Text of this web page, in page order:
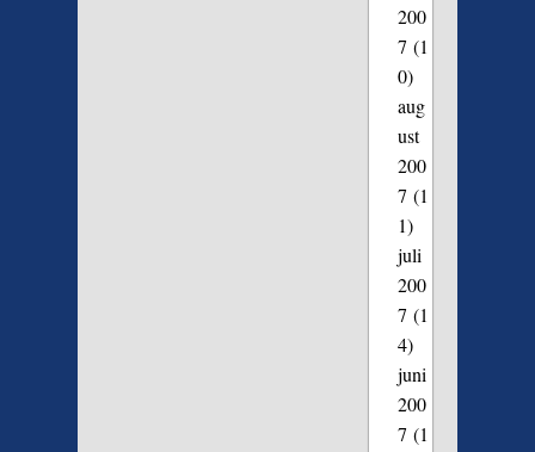
200
7 (1
0)
aug
ust
200
7 (1
1)
juli
200
7 (1
4)
juni
200
7 (1